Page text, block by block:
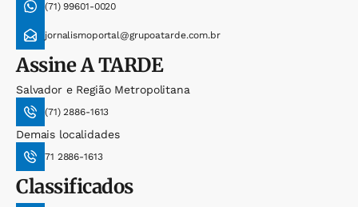
(71) 99601-0020
jornalismoportal@grupoatarde.com.br
AssineA TARDE
Salvador e Região Metropolitana
(71) 2886-1613
Demais localidades
71 2886-1613
Classificados